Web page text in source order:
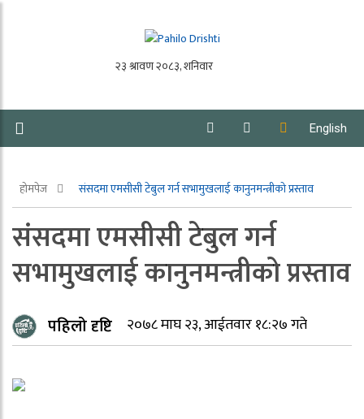
English
होमपेज संसदमा एमसीसी टेबुल गर्न सभामुखलाई कानुनमन्त्रीको प्रस्ताव
संसदमा एमसीसी टेबुल गर्न
सभामुखलाई कानुनमन्त्रीको प्रस्ताव
पहिलो दृष्टि २०७८ माघ २३, आईतवार १८:२७ गते